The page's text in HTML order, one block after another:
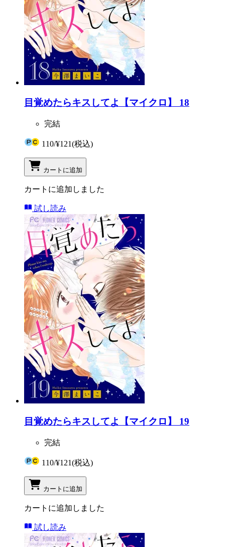
目覚めたらキスしてよ【マイクロ】 18
完結
110/¥121(税込)
カートに追加
カートに追加しました
試し読み
目覚めたらキスしてよ【マイクロ】 19
完結
110/¥121(税込)
カートに追加
カートに追加しました
試し読み